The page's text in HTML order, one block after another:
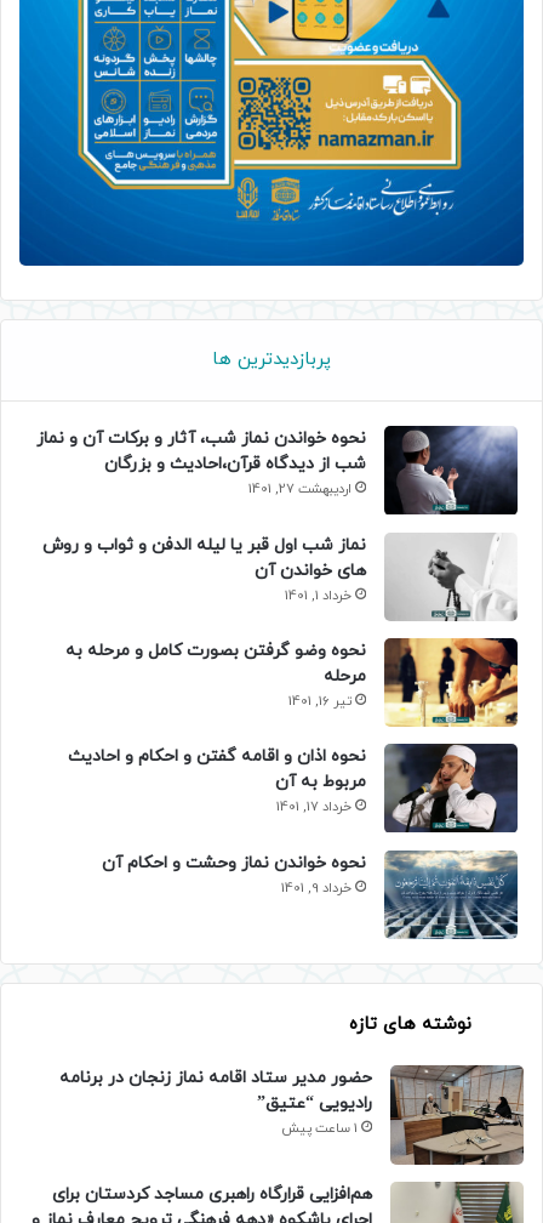
پربازدیدترین ها
نحوه خواندن نماز شب، آثار و برکات آن و نماز
شب از دیدگاه قرآن،احادیث و بزرگان
اردیبهشت 27, 1401
نماز شب اول قبر یا لیله الدفن و ثواب و روش
های خواندن آن
خرداد 1, 1401
نحوه وضو گرفتن بصورت کامل و مرحله به
مرحله
تیر 16, 1401
نحوه اذان و اقامه گفتن و احکام و احادیث
مربوط به آن
خرداد 17, 1401
نحوه خواندن نماز وحشت و احکام آن
خرداد 9, 1401
نوشته های تازه
حضور مدیر ستاد اقامه نماز زنجان در برنامه
رادیویی “عتیق”
1 ساعت پیش
هم‌افزایی قرارگاه راهبری مساجد کردستان برای